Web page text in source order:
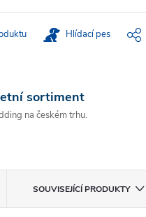
Hlídací pes
sortiment
na českém trhu.
SOUVISEJÍCÍ PRODUKTY